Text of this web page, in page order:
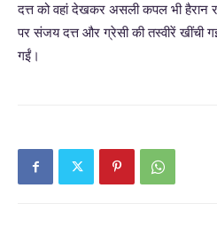
दत्त को वहां देखकर असली कपल भी हैरान
पर संजय दत्त और ग्रेसी की तस्वीरें खींची
गईं।